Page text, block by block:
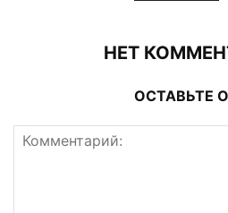
НЕТ
ОСТАВЬТЕ